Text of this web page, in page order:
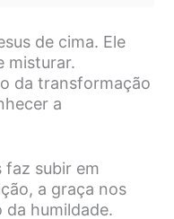
de cima. Ele
misturar.
da transformação
a
faz subir em
a graça nos
da humildade.